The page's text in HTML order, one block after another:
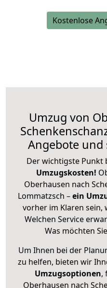
Kostenlose
Umzug von
Angebote und
Der wichtigste Punkt
Umzugskosten!
Oberhausen nach
Lommatzsch –ein
vorher im Klaren sein,
Welchen Service
Was möchten
Um Ihnen bei der
zu helfen, bieten wir
Umzugsoptionen,
Oberhausen nach